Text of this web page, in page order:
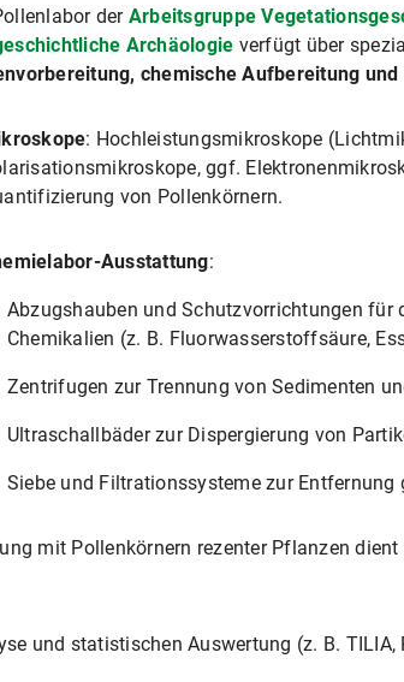
der Arbeitsgruppe
Archäologie verfügt über
chemische Aufbereitung
: Hochleistungsmikroskope
ggf.
von Pollenkörnern.
Ausstattung:
Abzugshauben und Schutzvorrichtungen für
Chemikalien (z. B. Fluorwasserstoffsäure,
Zentrifugen zur Trennung von Sedimenten
Ultraschallbäder zur Dispergierung von
Siebe und Filtrationssysteme zur Entfernung
mit Pollenkörnern rezenter Pflanzen
und statistischen Auswertung (z. B. TILIA,